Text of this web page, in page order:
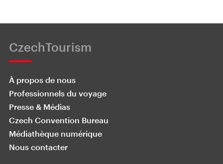
CzechTourism
À propos de nous
Professionnels du voyage
Presse & Médias
Czech Convention Bureau
Médiathèque numérique
Nous contacter